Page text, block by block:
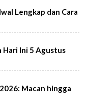
Lengkap dan Cara
Hari Ini 5 Agustus
Macan hingga